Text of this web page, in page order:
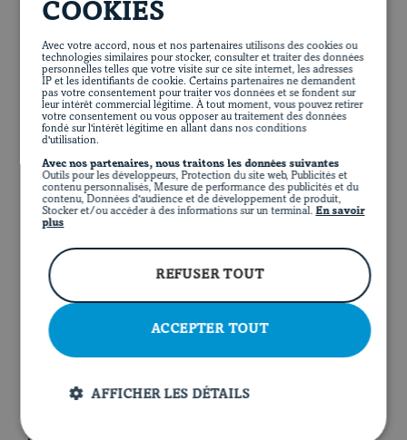
STUFFED PORK LOIN AND ONION COMPOTE
1 hour 30 minutes
COOKIES
Avec votre accord, nous et nos partenaires utilisons des cookies ou
technologies similaires pour stocker, consulter et traiter des données
personnelles telles que votre visite sur ce site internet, les adresses
IP et les identifiants de cookie. Certains partenaires ne demandent
pas votre consentement pour traiter vos données et se fondent sur
leur intérêt commercial légitime. À tout moment, vous pouvez retirer
votre consentement ou vous opposer au traitement des données
fondé sur l'intérêt légitime en allant dans nos conditions
d'utilisation.
Avec nos partenaires, nous traitons les données suivantes
Outils pour les développeurs, Protection du site web, Publicités et
contenu personnalisés, Mesure de performance des publicités et du
contenu, Données d'audience et de développement de produit,
Stocker et/ou accéder à des informations sur un terminal. En savoir
plus
ACCEPTER TOUT
REFUSER TOUT
AFFICHER LES DÉTAILS